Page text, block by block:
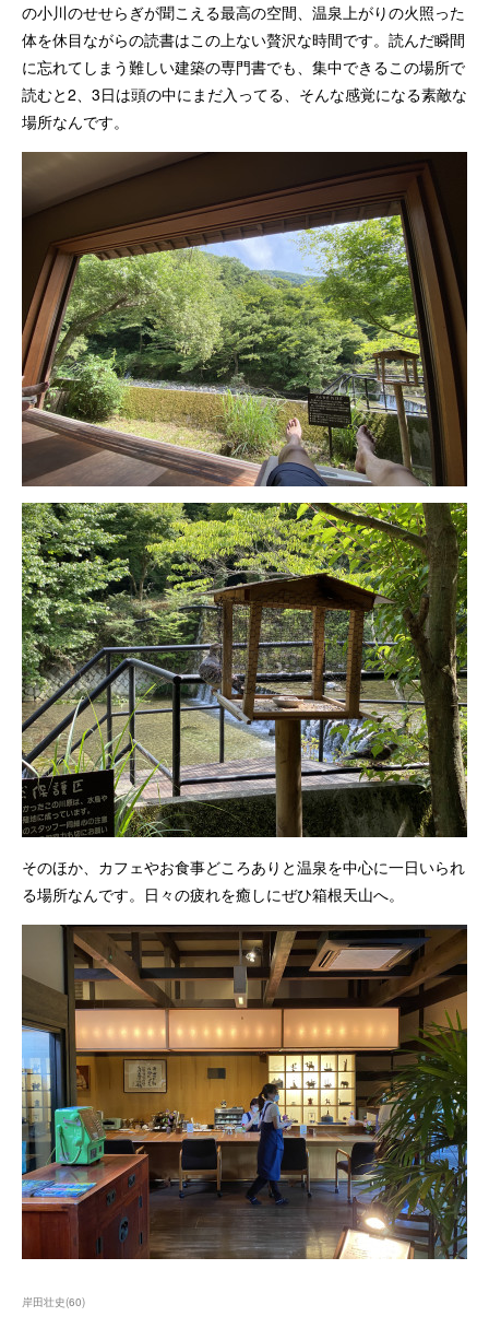
の小川のせせらぎが聞こえる最高の空間、温泉上がりの火照った
体を休目ながらの読書はこの上ない贅沢な時間です。読んだ瞬間
に忘れてしまう難しい建築の専門書でも、集中できるこの場所で
読むと2、3日は頭の中にまだ入ってる、そんな感覚になる素敵な
場所なんです。
そのほか、カフェやお食事どころありと温泉を中心に一日いられ
る場所なんです。日々の疲れを癒しにぜひ箱根天山へ。
岸田壮史(60)